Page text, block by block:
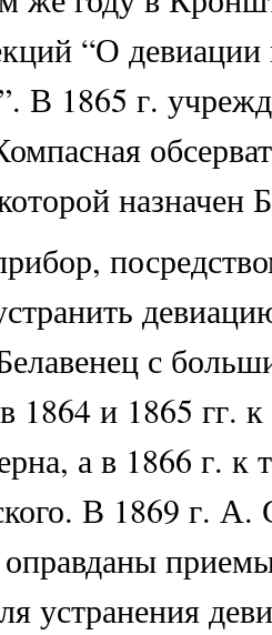
“О
В 1865 г.
назначен
с
1864 и 1865 гг.
а в 1866 г. к
В 1869 г.
оправданы
устранения